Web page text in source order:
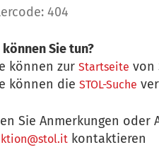
404
können Sie tun?
können zurStartseite von
können dieSTOL-Suche
Sie Anmerkungen oder
kontaktieren